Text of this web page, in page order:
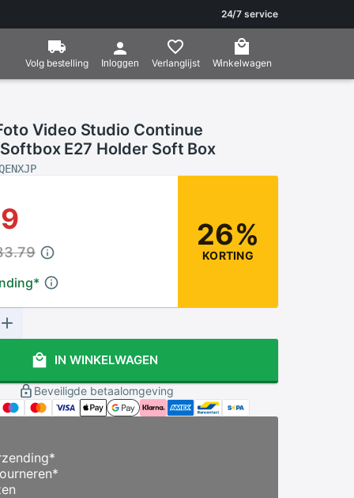
24/7 service
Volg bestelling Inloggen Verlanglijst Winkelwagen
Video Studio Continue
E27 Holder Soft Box
*
26%
KORTING
IN WINKELWAGEN
Beveiligde betaalomgeving
*
*